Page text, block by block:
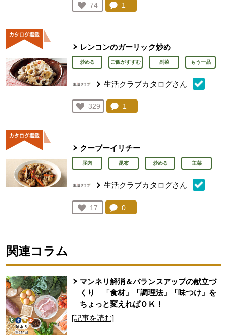
お気に入り登録：
74
人が登録
コメント：
1
レンコンのガーリック炒め
炒める ご飯がすすむ 副菜 もう一品
生活クラブカタログさん
お気に入り登録：
329
人が登録
コメント：
1
クーブーイリチー
豚肉 昆布 炒める 主菜
生活クラブカタログさん
お気に入り登録：
17
人が登録
コメント：
0
関連コラム
マンネリ解消＆バランスアップの献立づ
くり 「食材」「調理法」「味つけ」を
ちょっと変えればＯＫ！
[記事を読む]